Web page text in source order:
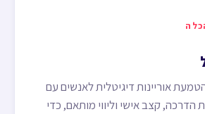
אוריינות דיגיטלית לאנשים עם
הדרכה, קצב אישי וליווי מותאם, כדי